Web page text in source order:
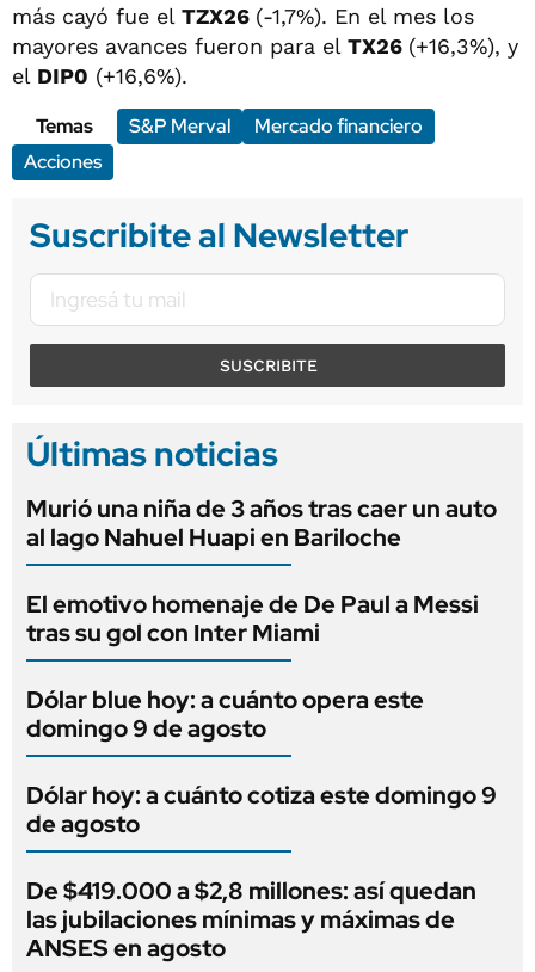
más cayó fue el TZX26 (-1,7%). En el mes los
mayores avances fueron para el TX26 (+16,3%), y
el DIP0 (+16,6%).
Temas
S&P Merval
Mercado financiero
Acciones
Suscribite al Newsletter
SUSCRIBITE
Últimas noticias
Murió una niña de 3 años tras caer un auto
al lago Nahuel Huapi en Bariloche
El emotivo homenaje de De Paul a Messi
tras su gol con Inter Miami
Dólar blue hoy: a cuánto opera este
domingo 9 de agosto
Dólar hoy: a cuánto cotiza este domingo 9
de agosto
De $419.000 a $2,8 millones: así quedan
las jubilaciones mínimas y máximas de
ANSES en agosto